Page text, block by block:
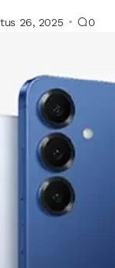
26, 2025 0